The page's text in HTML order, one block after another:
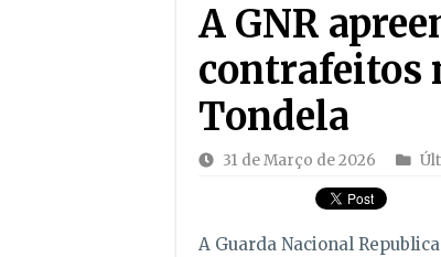
A GNR
contrafeitos
Tondela
31 de Março de 2026
A Guarda Nacional